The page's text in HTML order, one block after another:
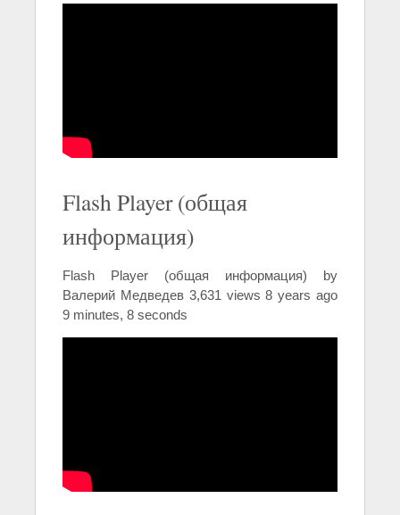
Flash Player (общая
информация)
Flash Player (общая информация) by
Валерий Медведев 3,631 views 8 years ago
9 minutes, 8 seconds